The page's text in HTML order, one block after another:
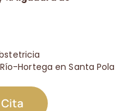
Hortega en Santa Pola